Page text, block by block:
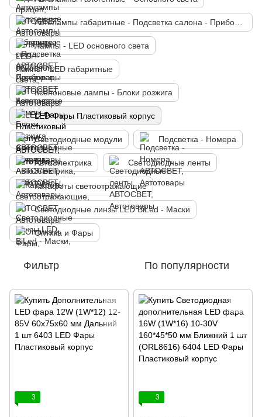
Лампы - LED основного света
Лампы - LED габаритные
Ксеноновые лампы - Блоки розжига
LED Фары Пластиковый корпус
Светодиодные модули Подсветка - Номера
АвтоЭлектрика Светодиодные ленты
Катафоты светоотражающие
Светодиодные линзы LED BiLed - Маски
Оптика и Фары
Фильтр По популярности
3 3